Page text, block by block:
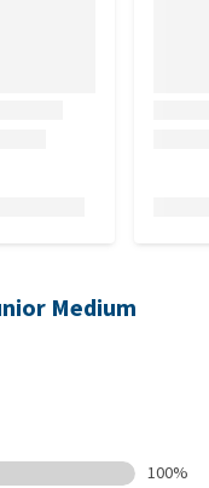
Medium
100%